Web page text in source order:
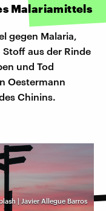
Malariamittels
gegen Malaria,
aus der Rinde
und Tod
Oestermann
Chinins.
| Javier Allegue Barros